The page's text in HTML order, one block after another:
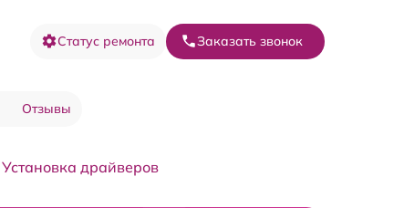
Статус ремонта Заказать звонок
Отзывы
Установка драйверов